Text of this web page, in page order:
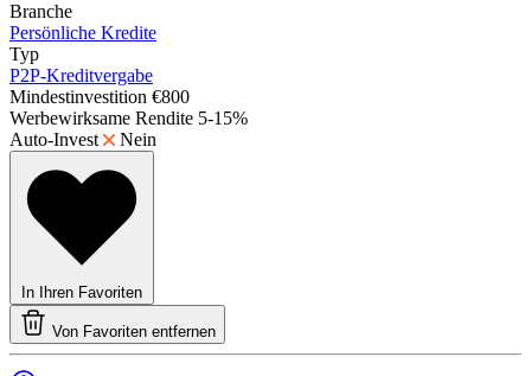
Branche
Persönliche Kredite
Typ
P2P-Kreditvergabe
Mindestinvestition €800
Werbewirksame Rendite 5-15%
Auto-Invest
Nein
In Ihren Favoriten
Von Favoriten entfernen